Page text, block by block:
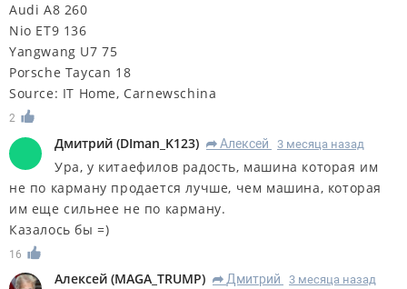
Audi A8 260
Nio ET9 136
Yangwang U7 75
Porsche Taycan 18
Source: IT Home, Carnewschina
2
Дмитрий (DIman_K123) R Алексей 3 месяца назад
Ура, у китаефилов радость, машина которая им
не по карману продается лучше, чем машина, которая
им еще сильнее не по карману.
Казалось бы =)
16
Алексей (MAGA_TRUMP) R Дмитрий 3 месяца назад